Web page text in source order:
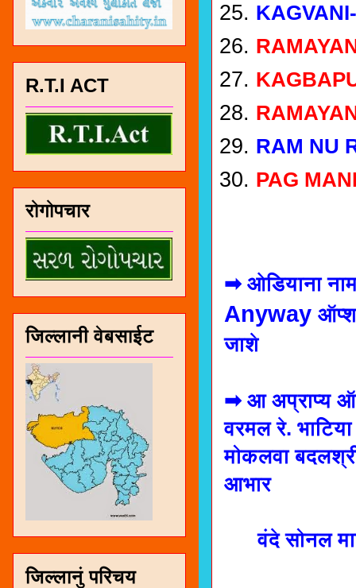
RAM NU
PAG
➡ ओडियाना
Anyway
जाशे
➡ आ अप्राप्य
वरमल रे.
मोकलवा
आभार
वंदे सोनल
R.T.I ACT
रोगोपचार
जिल्लानी वेबसाईट
जिल्लानुं परिचय